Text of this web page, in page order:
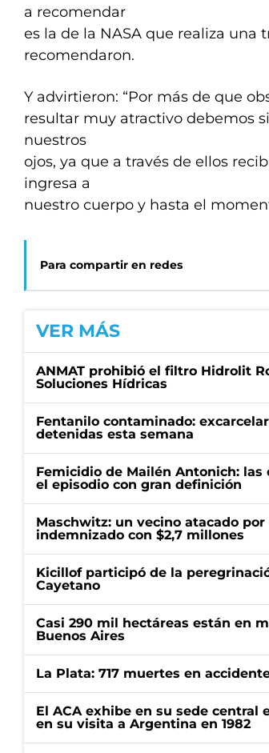
a recomendar
es la de la NASA que realiza una
recomendaron.
Y advirtieron: “Por más de que
resultar muy atractivo debemos
nuestros
ojos, ya que a través de ellos
ingresa a
nuestro cuerpo y hasta el
Para compartir en redes
VER MÁS
ANMAT prohibió el filtro Hidrolit
Soluciones Hídricas
Fentanilo contaminado:
detenidas esta semana
Femicidio de Mailén Antonich:
el episodio con gran definición
Maschwitz: un vecino atacado
indemnizado con $2,7 millones
Kicillof participó de la
Cayetano
Casi 290 mil hectáreas están en
Buenos Aires
La Plata: 717 muertes en
El ACA exhibe en su sede central
en su visita a Argentina en 1982